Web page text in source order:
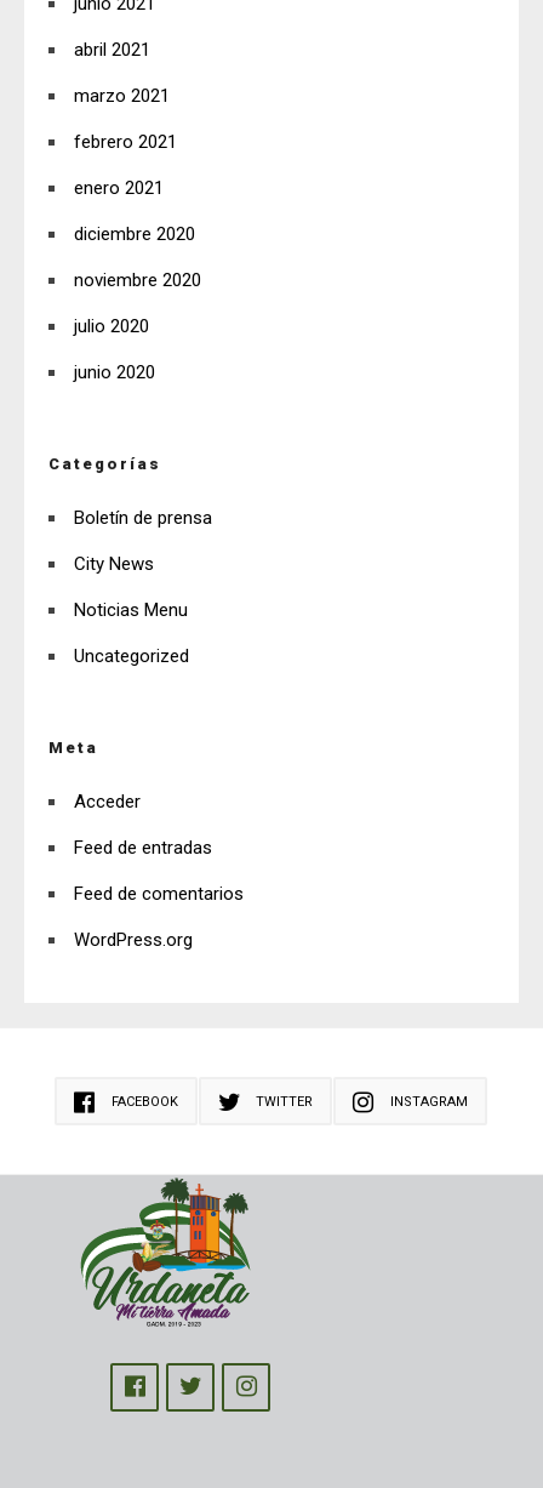
abril 2021
marzo 2021
febrero 2021
enero 2021
diciembre 2020
noviembre 2020
julio 2020
junio 2020
Categorías
Boletín de prensa
City News
Noticias Menu
Uncategorized
Meta
Acceder
Feed de entradas
Feed de comentarios
WordPress.org
FACEBOOK TWITTER INSTAGRAM